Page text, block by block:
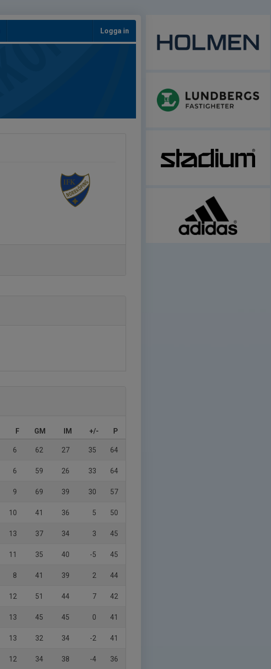
Logga in
F GM IM +/- P
6 62 27 35 64
6 59 26 33 64
9 69 39 30 57
10 41 36 5 50
13 37 34 3 45
11 35 40 -5 45
8 41 39 2 44
12 51 44 7 42
13 45 45 0 41
13 32 34 -2 41
12 34 38 -4 36